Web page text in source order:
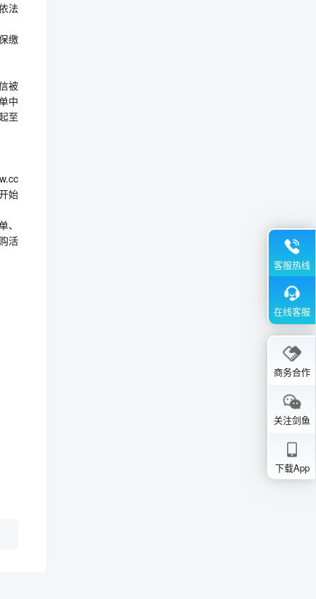
法
缴
被
中
至
始
活
客服热线
在线客服
商务合作
关注剑鱼
下载App